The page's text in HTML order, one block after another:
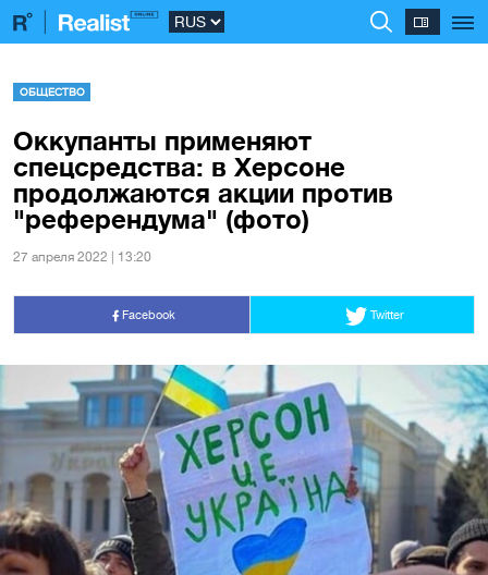
ОБЩЕСТВО
Оккупанты применяют
спецсредства: в Херсоне
продолжаются акции против
"референдума" (фото)
27 апреля 2022 | 13:20
Facebook Twitter